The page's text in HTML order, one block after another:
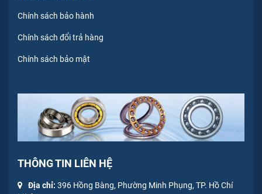
Chính sách bảo hành
Chính sách đổi trả hàng
Chính sách bảo mật
THÔNG TIN LIÊN HỆ
Địa chỉ: 396 Hồng Bàng, Phường Minh Phụng, TP. Hồ Chí